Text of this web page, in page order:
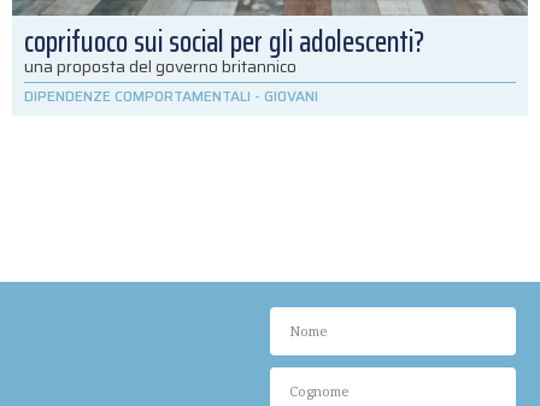
coprifuoco sui social per gli adolescenti?
una proposta del governo britannico
DIPENDENZE COMPORTAMENTALI - GIOVANI